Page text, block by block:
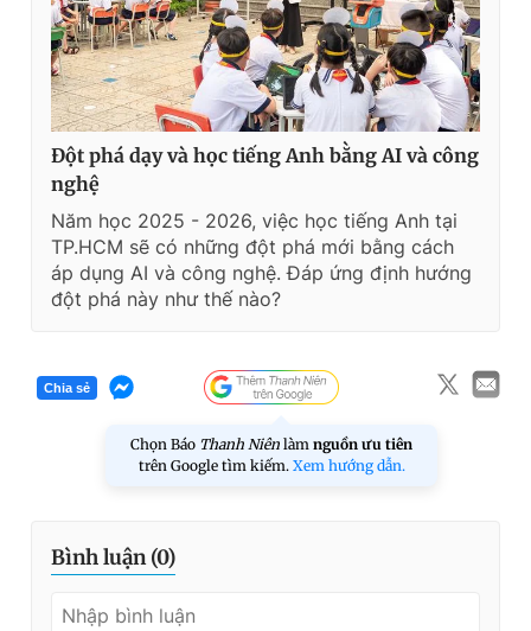
Đột phá dạy và học tiếng Anh bằng AI và công
nghệ
Năm học 2025 - 2026, việc học tiếng Anh tại
TP.HCM sẽ có những đột phá mới bằng cách
áp dụng AI và công nghệ. Đáp ứng định hướng
đột phá này như thế nào?
Chia sẻ
Chọn Báo Thanh Niên làm nguồn ưu tiên
trên Google tìm kiếm. Xem hướng dẫn.
Bình luận (0)